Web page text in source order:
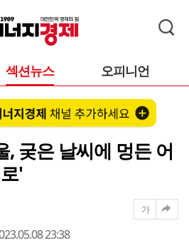
섹션뉴스 오피니언
, 궂은 날씨에 멍든 어
'
23:38
가